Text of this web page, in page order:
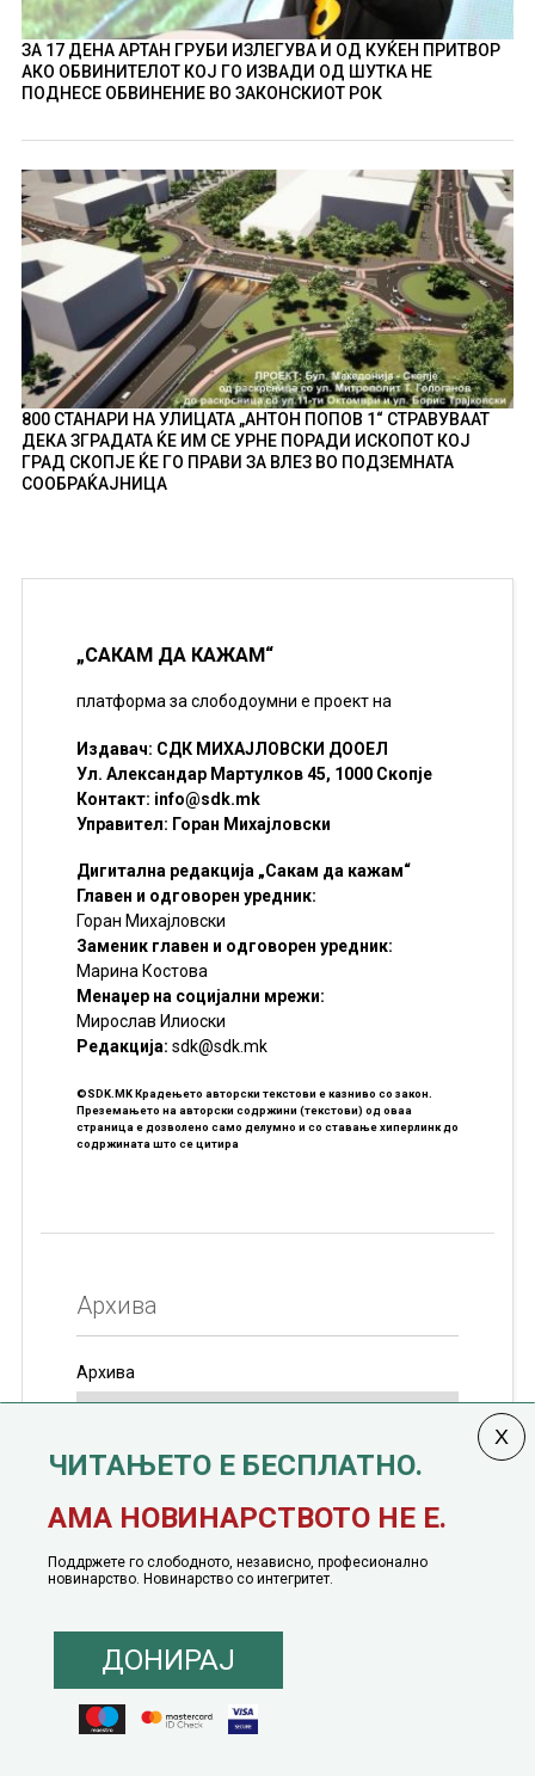
ЗА 17 ДЕНА АРТАН ГРУБИ ИЗЛЕГУВА И ОД КУЌЕН ПРИТВОР
АКО ОБВИНИТЕЛОТ КОЈ ГО ИЗВАДИ ОД ШУТКА НЕ
ПОДНЕСЕ ОБВИНЕНИЕ ВО ЗАКОНСКИОТ РОК
800 СТАНАРИ НА УЛИЦАТА „АНТОН ПОПОВ 1“ СТРАВУВААТ
ДЕКА ЗГРАДАТА ЌЕ ИМ СЕ УРНЕ ПОРАДИ ИСКОПОТ КОЈ
ГРАД СКОПЈЕ ЌЕ ГО ПРАВИ ЗА ВЛЕЗ ВО ПОДЗЕМНАТА
СООБРАЌАЈНИЦА
„САКАМ ДА КАЖАМ“
платформа за слободоумни е проект на
Издавач: СДК МИХАЈЛОВСКИ ДООЕЛ
Ул. Александар Мартулков 45, 1000 Скопје
Контакт: info@sdk.mk
Управител: Горан Михајловски
Дигитална редакција „Сакам да кажам“
Главен и одговорен уредник:
Горан Михајловски
Заменик главен и одговорен уредник:
Марина Костова
Менаџер на социјални мрежи:
Мирослав Илиоски
Редакцијa: sdk@sdk.mk
©SDK.MK Крадењето авторски текстови е казниво со закон.
Преземањето на авторски содржини (текстови) од оваа
страница е дозволено само делумно и со ставање хиперлинк до
содржината што се цитира
Архива
Архива
јануари, 1991 година
© 2016 - 2026 Сакам Да Кажам. Сите права задржани |
Понуда за политичко рекламирање
Политика на инклузија
Кодекс на однесување
ЧИТАЊЕТО Е БЕСПЛАТНО.
АМА НОВИНАРСТВОТО НЕ Е.
Поддржете го слободното, независно, професионално
новинарство. Новинарство со интегритет.
ДОНИРАЈ